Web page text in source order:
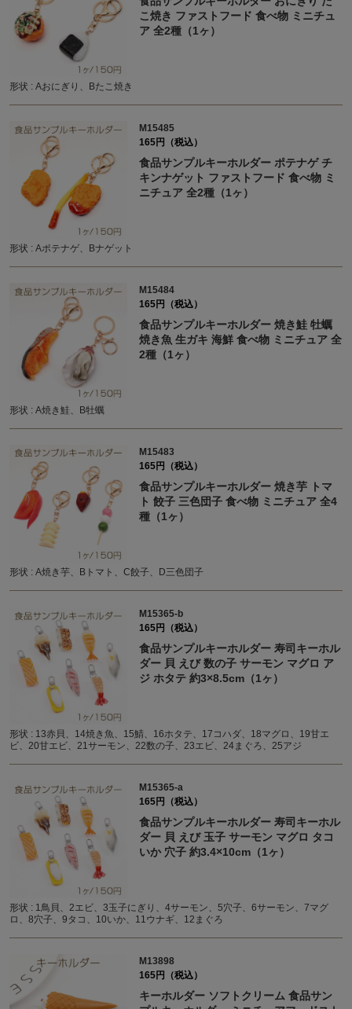
こ焼き ファストフード 食べ物 ミニチュ
ア 全2種（1ヶ）
形状 : Aおにぎり、Bたこ焼き
M15485
165円（税込）
食品サンプルキーホルダー ポテナゲ チ
キンナゲット ファストフード 食べ物 ミ
ニチュア 全2種（1ヶ）
形状 : Aポテナゲ、Bナゲット
M15484
165円（税込）
食品サンプルキーホルダー 焼き鮭 牡蠣
焼き魚 生ガキ 海鮮 食べ物 ミニチュア 全
2種（1ヶ）
形状 : A焼き鮭、B牡蠣
M15483
165円（税込）
食品サンプルキーホルダー 焼き芋 トマ
ト 餃子 三色団子 食べ物 ミニチュア 全4
種（1ヶ）
形状 : A焼き芋、Bトマト、C餃子、D三色団子
M15365-b
165円（税込）
食品サンプルキーホルダー 寿司キーホル
ダー 貝 えび 数の子 サーモン マグロ ア
ジ ホタテ 約3×8.5cm（1ヶ）
形状 : 13赤貝、14焼き魚、15鯖、16ホタテ、17コハダ、18マグロ、19甘エ
ビ、20甘エビ、21サーモン、22数の子、23エビ、24まぐろ、25アジ
M15365-a
165円（税込）
食品サンプルキーホルダー 寿司キーホル
ダー 貝 えび 玉子 サーモン マグロ タコ
いか 穴子 約3.4×10cm（1ヶ）
形状 : 1鳥貝、2エビ、3玉子にぎり、4サーモン、5穴子、6サーモン、7マグ
ロ、8穴子、9タコ、10いか、11ウナギ、12まぐろ
M13898
165円（税込）
キーホルダー ソフトクリーム 食品サン